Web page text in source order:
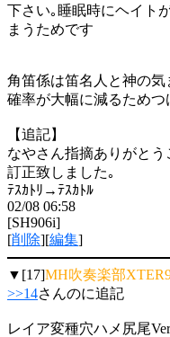
下さい｡睡眠時にヘイト
まうためです
角笛係は笛名人と神の気
確率が大幅に減るため
【追記】
なやさん指摘ありがと
訂正致しました｡
ﾃｽｶﾄﾘ→ﾃｽｶﾄﾙ
02/08 06:58
[SH906i]
[削除][編集]
▼[17]MH吹奏楽部
>>14さんのに追記
レイア変種穴ハメ尻尾